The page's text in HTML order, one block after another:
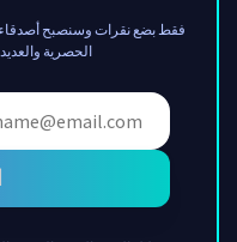
فقط بضع نقرات وسنصبح
الحصرية